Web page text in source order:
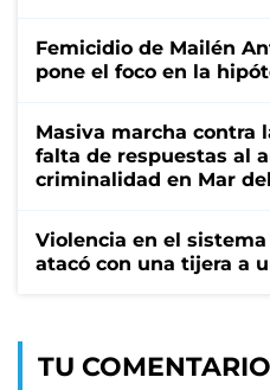
Femicidio de Mailén
pone el foco en la
Masiva marcha contra
falta de respuestas al
criminalidad en Mar
Violencia en el
atacó con una tijera a
TU COMENTARIO